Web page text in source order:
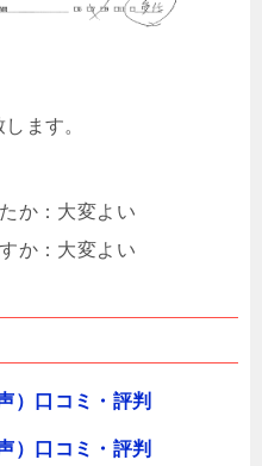
ます。
か：大変よい
か：大変よい
）口コミ・評判
）口コミ・評判